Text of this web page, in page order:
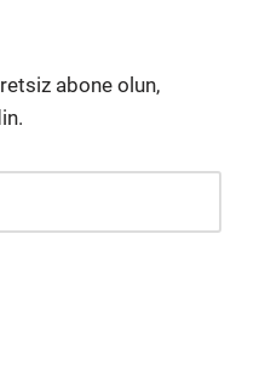
abone olun,